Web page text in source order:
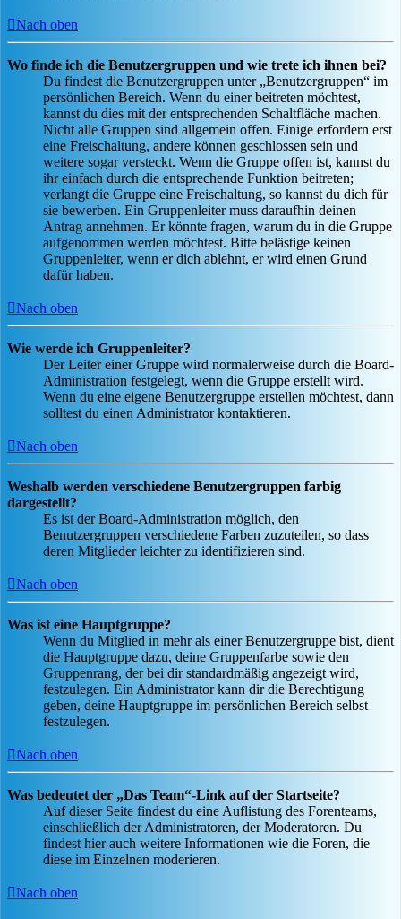
Nach oben
Wo finde ich die Benutzergruppen und wie trete ich ihnen bei?
Du findest die Benutzergruppen unter „Benutzergruppen“ im
persönlichen Bereich. Wenn du einer beitreten möchtest,
kannst du dies mit der entsprechenden Schaltfläche machen.
Nicht alle Gruppen sind allgemein offen. Einige erfordern erst
eine Freischaltung, andere können geschlossen sein und
weitere sogar versteckt. Wenn die Gruppe offen ist, kannst du
ihr einfach durch die entsprechende Funktion beitreten;
verlangt die Gruppe eine Freischaltung, so kannst du dich für
sie bewerben. Ein Gruppenleiter muss daraufhin deinen
Antrag annehmen. Er könnte fragen, warum du in die Gruppe
aufgenommen werden möchtest. Bitte belästige keinen
Gruppenleiter, wenn er dich ablehnt, er wird einen Grund
dafür haben.
Nach oben
Wie werde ich Gruppenleiter?
Der Leiter einer Gruppe wird normalerweise durch die Board-
Administration festgelegt, wenn die Gruppe erstellt wird.
Wenn du eine eigene Benutzergruppe erstellen möchtest, dann
solltest du einen Administrator kontaktieren.
Nach oben
Weshalb werden verschiedene Benutzergruppen farbig
dargestellt?
Es ist der Board-Administration möglich, den
Benutzergruppen verschiedene Farben zuzuteilen, so dass
deren Mitglieder leichter zu identifizieren sind.
Nach oben
Was ist eine Hauptgruppe?
Wenn du Mitglied in mehr als einer Benutzergruppe bist, dient
die Hauptgruppe dazu, deine Gruppenfarbe sowie den
Gruppenrang, der bei dir standardmäßig angezeigt wird,
festzulegen. Ein Administrator kann dir die Berechtigung
geben, deine Hauptgruppe im persönlichen Bereich selbst
festzulegen.
Nach oben
Was bedeutet der „Das Team“-Link auf der Startseite?
Auf dieser Seite findest du eine Auflistung des Forenteams,
einschließlich der Administratoren, der Moderatoren. Du
findest hier auch weitere Informationen wie die Foren, die
diese im Einzelnen moderieren.
Nach oben